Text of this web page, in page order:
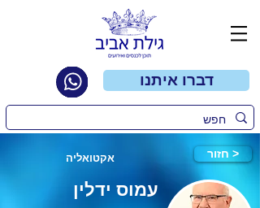
דברו איתנו
אקטואליה חזור >
עמוס ידלין